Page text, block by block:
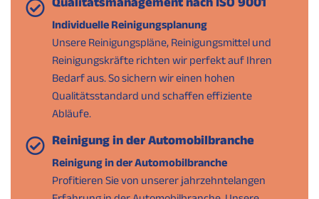
Individuelle Reinigungsplanung
Unsere Reinigungspläne, Reinigungsmittel und
Reinigungskräfte richten wir perfekt auf Ihren
Bedarf aus. So sichern wir einen hohen
Qualitätsstandard und schaffen effiziente
Abläufe.
Reinigung in der Automobilbranche
Reinigung in der Automobilbranche
Profitieren Sie von unserer jahrzehntelangen